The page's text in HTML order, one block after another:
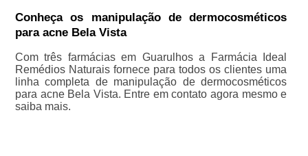
Conheça os manipulação de dermocosméticos
para acne Bela Vista
Com três farmácias em Guarulhos a Farmácia Ideal
Remédios Naturais fornece para todos os clientes uma
linha completa de manipulação de dermocosméticos
para acne Bela Vista. Entre em contato agora mesmo e
saiba mais.